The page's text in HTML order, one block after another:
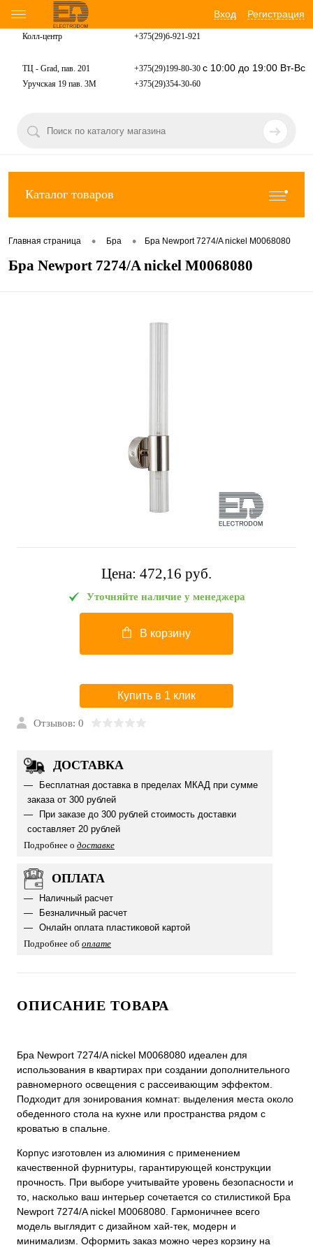
Вход Регистрация
Колл-центр +375(29)6-921-921
ТЦ - Grad, пав. 201 +375(29)199-80-30 с 10:00 до 19:00 Вт-Вс
Уручская 19 пав. 3М +375(29)354-30-60
Каталог товаров
Главная страница • Бра • Бра Newport 7274/A nickel М0068080
Бра Newport 7274/A nickel М0068080
Цена: 472,16 pуб.
Уточняйте наличие у менеджера
В корзину
Купить в 1 клик
Отзывов: 0
ДОСТАВКА
Бесплатная доставка в пределах МКАД при сумме
заказа от 300 рублей
При заказе до 300 рублей стоимость доставки
составляет 20 рублей
Подробнее о доставке
ОПЛАТА
Наличный расчет
Безналичный расчет
Онлайн оплата пластиковой картой
Подробнее об оплате
ОПИСАНИЕ ТОВАРА
Бра Newport 7274/A nickel М0068080 идеален для
использования в квартирах при создании дополнительного
равномерного освещения с рассеивающим эффектом.
Подходит для зонирования комнат: выделения места около
обеденного стола на кухне или пространства рядом с
кроватью в спальне.
Корпус изготовлен из алюминия с применением
качественной фурнитуры, гарантирующей конструкции
прочность. При выборе учитывайте уровень безопасности и
то, насколько ваш интерьер сочетается со стилистикой Бра
Newport 7274/A nickel М0068080. Гармоничнее всего
модель выглядит с дизайном хай-тек, модерн и
минимализм. Оформить заказ можно через корзину на